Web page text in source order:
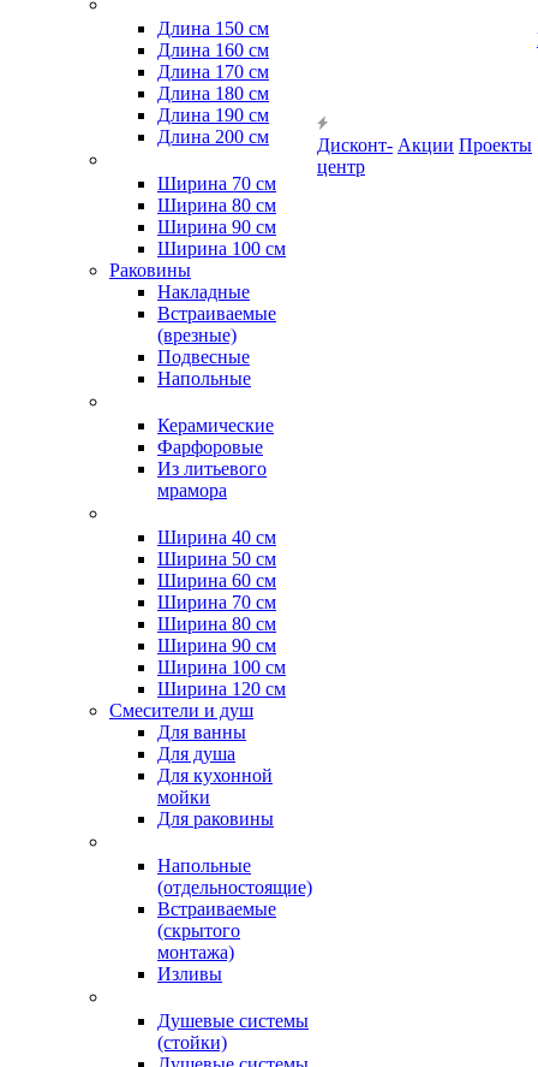
Длина 150 см
Длина 160 см
Длина 170 см
Длина 180 см
Длина 190 см
Длина 200 см
Ширина 70 см
Ширина 80 см
Ширина 90 см
Ширина 100 см
Раковины
Накладные
Встраиваемые
(врезные)
Подвесные
Напольные
Керамические
Фарфоровые
Из литьевого
мрамора
Ширина 40 см
Ширина 50 см
Ширина 60 см
Ширина 70 см
Ширина 80 см
Ширина 90 см
Ширина 100 см
Ширина 120 см
Смесители и душ
Для ванны
Для душа
Для кухонной
мойки
Для раковины
Напольные
(отдельностоящие)
Встраиваемые
(скрытого
монтажа)
Изливы
Душевые системы
(стойки)
Дисконт-
центр
Акции Проекты